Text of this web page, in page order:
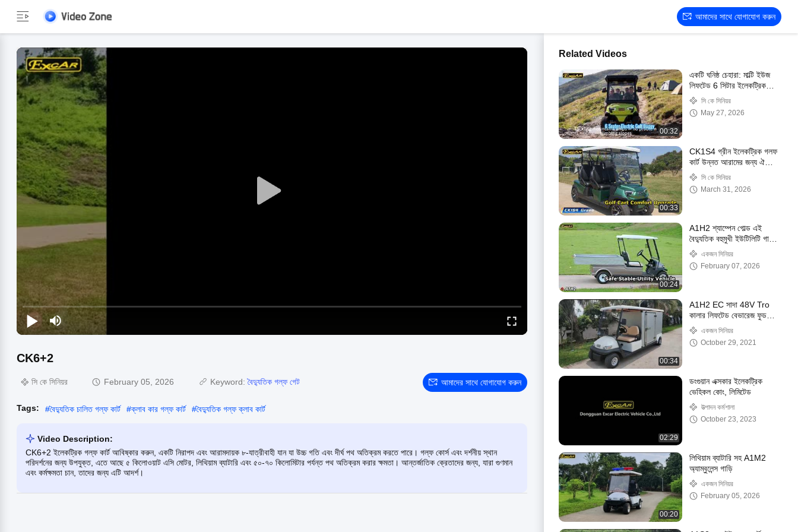
আমাদের সাথে যোগাযোগ করুন
CK6+2
সি কে সিনিয়র February 05, 2026 Keyword:বৈদ্যুতিক গল্ফ গেট আমাদের সাথে যোগাযোগ করুন
Tags: #বৈদ্যুতিক চালিত গল্ফ কার্ট #ক্লাব কার গল্ফ কার্ট #বৈদ্যুতিক গল্ফ ক্লাব কার্ট
Video Description:
CK6+2 ইলেকট্রিক গল্ফ কার্ট আবিষ্কার করুন, একটি নিরাপদ এবং আরামদায়ক ৮-যাত্রীবাহী যান যা উচ্চ গতি এবং দীর্ঘ পথ অতিক্রম করতে পারে। গল্ফ কোর্স এবং দর্শনীয় স্থান
পরিদর্শনের জন্য উপযুক্ত, এতে আছে ৫ কিলোওয়াট এসি মোটর, লিথিয়াম ব্যাটারি এবং ৫০-৭০ কিলোমিটার পর্যন্ত পথ অতিক্রম করার ক্ষমতা। আন্তর্জাতিক ক্রেতাদের জন্য, যারা গুণমান
এবং কর্মক্ষমতা চান, তাদের জন্য এটি আদর্শ।
Related Videos
00:32
একটি ঘনিষ্ঠ চেহারা: মাল্টি ইউজ
লিফটেড 6 সিটার ইলেকট্রিক
গল্ফ বগি রিয়ার ফ্লিপ সিট কালার
কাস্টমাইজযোগ্য
সি কে সিনিয়র
May 27, 2026
00:33
CK1S4 গ্রীন ইলেকট্রিক গলফ
কার্ট উন্নত আরামের জন্য ঐচ্ছিক
প্রিমিয়াম আসন। amp সহ
সলিড চ্যাসিস
সি কে সিনিয়র
March 31, 2026
00:24
A1H2 শ্যাম্পেন গোল্ড এই
বৈদ্যুতিক বহুমুখী ইউটিলিটি গাড়িটি
নিরাপত্তা এবং স্থিতিশীলতা
প্রদান করে, একটি দীর্ঘ
একজন সিনিয়র
February 07, 2026
00:34
A1H2 EC সাদা 48V Tro
কালার লিফটেড বেভারেজ ফুড
গল্ফ কার্ট 48V 2 প্যাসেঞ্জার
হোটেল বগি কার্জান ব্যাটারি
ইলেকট্রিক ফুড কার্ট ভেন্ডিং গলফ
একজন সিনিয়র
October 29, 2021
02:29
ডংগুয়ান এক্সকার ইলেকট্রিক
ভেহিকল কোং, লিমিটেড
উত্পাদন কর্মশালা
October 23, 2023
00:20
লিথিয়াম ব্যাটারি সহ A1M2
অ্যাম্বুলেন্স গাড়ি
একজন সিনিয়র
February 05, 2026